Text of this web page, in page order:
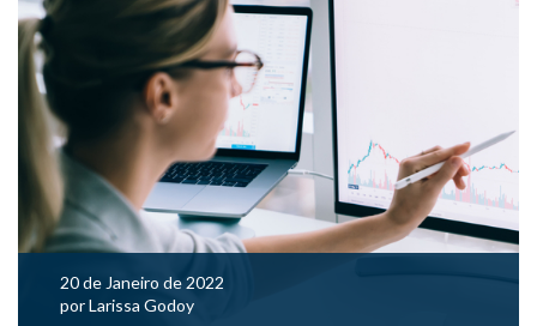
20 de Janeiro de 2022
porLarissa Godoy